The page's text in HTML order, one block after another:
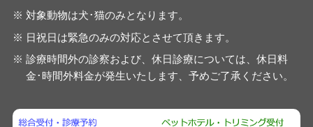
対象動物は犬･猫のみとなります。
日祝日は緊急のみの対応とさせて頂きます。
診療時間外の診察および、休日診療については、休日料
金･時間外料金が発生いたします、予めご了承ください。